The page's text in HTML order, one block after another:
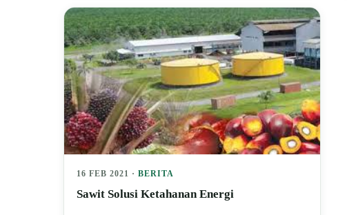
16 FEB 2021 · BERITA
Sawit Solusi Ketahanan Energi